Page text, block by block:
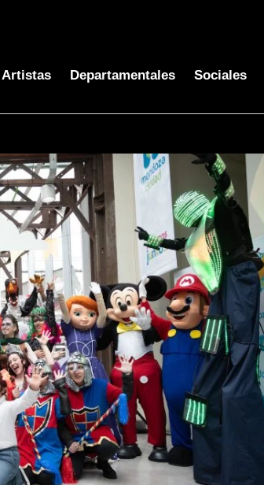
Artistas Departamentales Sociales